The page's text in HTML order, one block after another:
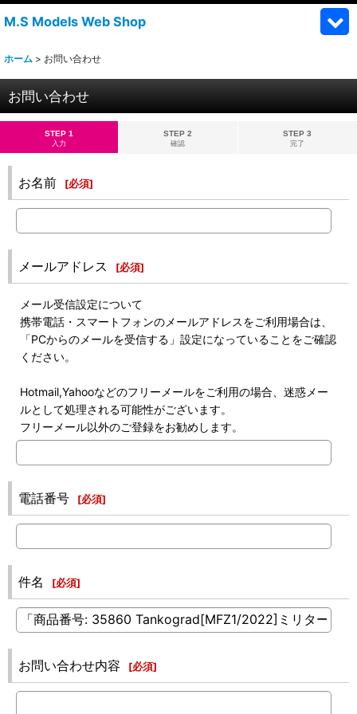
M.S Models Web Shop
ホーム > お問い合わせ
お問い合わせ
STEP 1
入力
STEP 2
確認
STEP 3
完了
お名前 [必須]
メールアドレス [必須]
メール受信設定について
携帯電話・スマートフォンのメールアドレスをご利用場合は、
「PCからのメールを受信する」設定になっていることをご確認
ください。
Hotmail,Yahooなどのフリーメールをご利用の場合、迷惑メー
ルとして処理される可能性がございます。
フリーメール以外のご登録をお勧めします。
電話番号 [必須]
件名 [必須]
お問い合わせ内容 [必須]